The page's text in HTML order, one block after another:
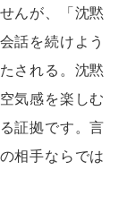
んが、「沈黙
話を続けよう
される。沈黙
気感を楽しむ
証拠です。言
相手ならでは